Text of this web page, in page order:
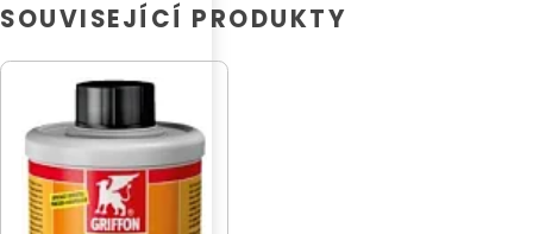
SOUVISEJÍCÍ PRODUKTY